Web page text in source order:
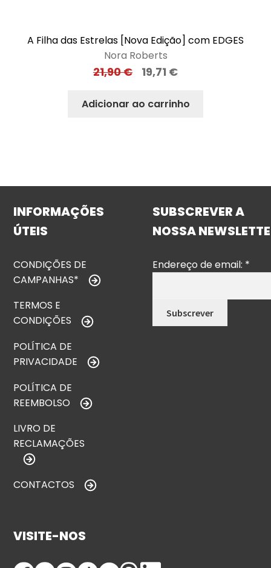
A Filha das Estrelas [Nova Edição] com EDGES
Nora Roberts
21,90€ 19,71 €
Adicionar ao carrinho
INFORMAÇÕES
ÚTEIS
CONDIÇÕES DE
CAMPANHAS*
TERMOS E
CONDIÇÕES
POLÍTICA DE
PRIVACIDADE
POLÍTICA DE
REEMBOLSO
LIVRO DE
RECLAMAÇÕES
CONTACTOS
SUBSCREVER A
NOSSA
Endereço de email: *
VISITE-NOS